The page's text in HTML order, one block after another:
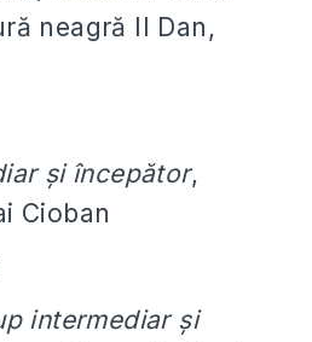
neagră II Dan,
și începător,
Cioban
intermediar și